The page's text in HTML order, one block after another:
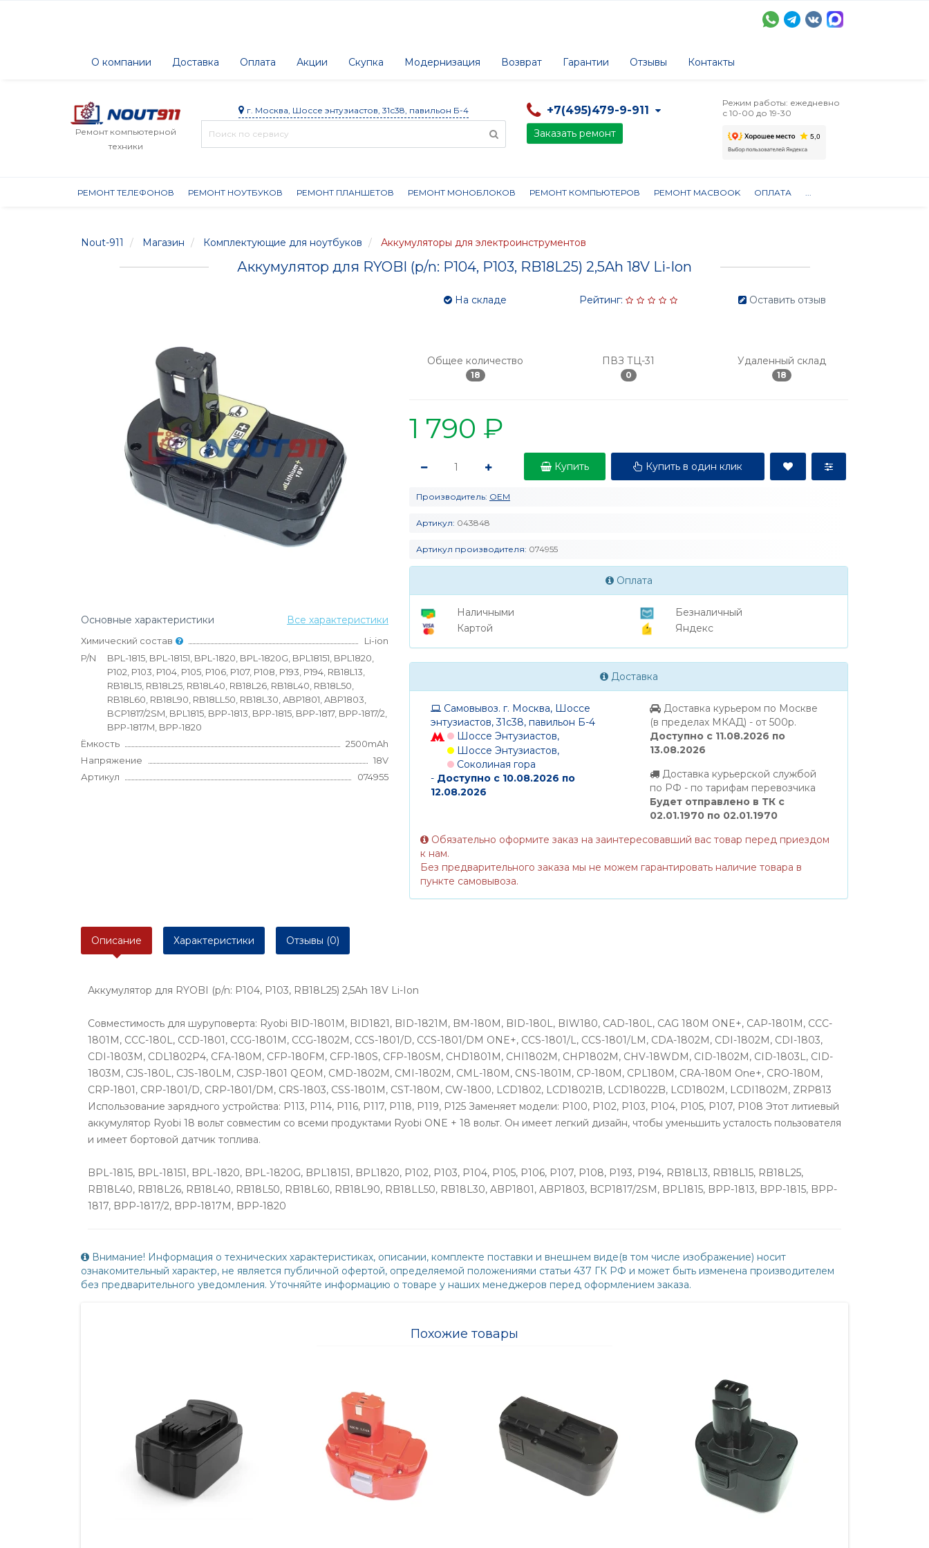
О компании Доставка Оплата Акции Скупка Модернизация Возврат Гарантии Отзывы Контакты
Ремонт компьютерной
техники
г. Москва, Шоссе энтузиастов, 31с38, павильон Б-4 +7(495)479-9-911
Заказать ремонт
Режим работы: ежедневно
с 10-00 до 19-30
РЕМОНТ ТЕЛЕФОНОВ РЕМОНТ НОУТБУКОВ РЕМОНТ ПЛАНШЕТОВ РЕМОНТ МОНОБЛОКОВ РЕМОНТ КОМПЬЮТЕРОВ РЕМОНТ MACBOOK ОПЛАТА ...
Nout-911 Магазин Комплектующие для ноутбуков Аккумуляторы для электроинструментов
Аккумулятор для RYOBI (p/n: P104, P103, RB18L25) 2,5Ah 18V Li-Ion
Основные характеристики Все характеристики
Химический состав
Li-ion
P/N
BPL-1815, BPL-18151, BPL-1820, BPL-1820G, BPL18151, BPL1820,
P102, P103, P104, P105, P106, P107, P108, P193, P194, RB18L13,
RB18L15, RB18L25, RB18L40, RB18L26, RB18L40, RB18L50,
RB18L60, RB18L90, RB18LL50, RB18L30, ABP1801, ABP1803,
BCP1817/2SM, BPL1815, BPP-1813, BPP-1815, BPP-1817, BPP-1817/2,
BPP-1817M, BPP-1820
Ёмкость
2500mAh
Напряжение
18V
Артикул
074955
На складе
Общее количество
18
Рейтинг:
ПВЗ ТЦ-31
0
Оставить отзыв
Удаленный склад
18
1 790 ₽
Купить Купить в один клик
Производитель: OEM
Артикул: 043848
Артикул производителя: 074955
Оплата
Наличными
Картой
Безналичный
Яндекс
Доставка
Самовывоз. г. Москва, Шоссе
энтузиастов, 31с38, павильон Б-4
Шоссе Энтузиастов,
Шоссе Энтузиастов,
Соколиная гора
- Доступно с 10.08.2026 по
12.08.2026
Доставка курьером по Москве
(в пределах МКАД) - от 500р.
Доступно с 11.08.2026 по
13.08.2026
Доставка курьерской службой
по РФ - по тарифам перевозчика
Будет отправлено в ТК с
02.01.1970 по 02.01.1970
Обязательно оформите заказ на заинтересовавший вас товар перед приездом
к нам.
Без предварительного заказа мы не можем гарантировать наличие товара в
пункте самовывоза.
Описание Характеристики Отзывы (0)
Аккумулятор для RYOBI (p/n: P104, P103, RB18L25) 2,5Ah 18V Li-Ion
Совместимость для шуруповерта: Ryobi BID-1801M, BID1821, BID-1821M, BM-180M, BID-180L, BIW180, CAD-180L, CAG 180M ONE+, CAP-1801M, CCC-
1801M, CCC-180L, CCD-1801, CCG-1801M, CCG-1802M, CCS-1801/D, CCS-1801/DM ONE+, CCS-1801/L, CCS-1801/LM, CDA-1802M, CDI-1802M, CDI-1803,
CDI-1803M, CDL1802P4, CFA-180M, CFP-180FM, CFP-180S, CFP-180SM, CHD1801M, CHI1802M, CHP1802M, CHV-18WDM, CID-1802M, CID-1803L, CID-
1803M, CJS-180L, CJS-180LM, CJSP-1801 QEOM, CMD-1802M, CMI-1802M, CML-180M, CNS-1801M, CP-180M, CPL180M, CRA-180M One+, CRO-180M,
CRP-1801, CRP-1801/D, CRP-1801/DM, CRS-1803, CSS-1801M, CST-180M, CW-1800, LCD1802, LCD18021B, LCD18022B, LCD1802M, LCDI1802M, ZRP813
Использование зарядного устройства: P113, P114, P116, P117, P118, P119, P125 Заменяет модели: P100, P102, P103, P104, P105, P107, P108 Этот литиевый
аккумулятор Ryobi 18 вольт совместим со всеми продуктами Ryobi ONE + 18 вольт. Он имеет легкий дизайн, чтобы уменьшить усталость пользователя
и имеет бортовой датчик топлива.
BPL-1815, BPL-18151, BPL-1820, BPL-1820G, BPL18151, BPL1820, P102, P103, P104, P105, P106, P107, P108, P193, P194, RB18L13, RB18L15, RB18L25,
RB18L40, RB18L26, RB18L40, RB18L50, RB18L60, RB18L90, RB18LL50, RB18L30, ABP1801, ABP1803, BCP1817/2SM, BPL1815, BPP-1813, BPP-1815, BPP-
1817, BPP-1817/2, BPP-1817M, BPP-1820
Внимание! Информация о технических характеристиках, описании, комплекте поставки и внешнем виде(в том числе изображение) носит
ознакомительный характер, не является публичной офертой, определяемой положениями статьи 437 ГК РФ и может быть изменена производителем
без предварительного уведомления. Уточняйте информацию о товаре у наших менеджеров перед оформлением заказа.
Похожие товары